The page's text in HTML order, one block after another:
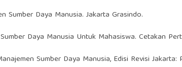
Sumber Daya Manusia. Jakarta Grasindo.
Daya Manusia Untuk Mahasiswa. Cetakan
Sumber Daya Manusia, Edisi Revisi Jakarta: